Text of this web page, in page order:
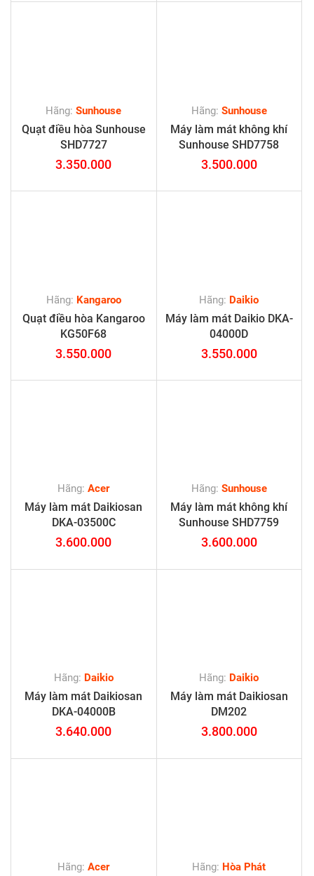
Hãng:Sunhouse
Quạt điều hòa Sunhouse
SHD7727
3.350.000
Hãng: Sunhouse
Máy làm mát không khí
Sunhouse SHD7758
3.500.000
Hãng: Kangaroo
Quạt điều hòa Kangaroo
KG50F68
3.550.000
Hãng: Daikio
Máy làm mát Daikio DKA-
04000D
3.550.000
Hãng:Acer
Máy làm mát Daikiosan
DKA-03500C
3.600.000
Hãng: Sunhouse
Máy làm mát không khí
Sunhouse SHD7759
3.600.000
Hãng: Daikio
Máy làm mát Daikiosan
DKA-04000B
3.640.000
Hãng: Daikio
Máy làm mát Daikiosan
DM202
3.800.000
Hãng:Acer Hãng: Hòa Phát